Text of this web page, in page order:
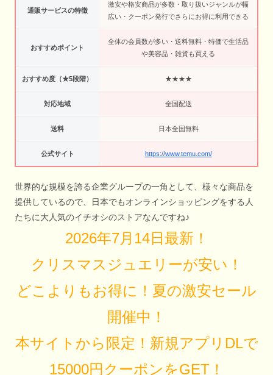
通販サービスの特徴
激安や格安商品が多数・取り扱いジャンルが幅
広い・クーポン発行でさらにお得に利用できる
おすすめポイント
全体の会員数が多い・送料無料・特価で生活品
や美容品・雑貨も買える
おすすめ度（★5段階） ★★★★
対応地域 全国配送
送料 日本全国無料
公式サイト https://www.temu.com/
世界的な規模を誇る企業グループの一角として、様々な商品を
提供しているので、日本でもオンラインショッピングをする人
たちに大人気のイチオシのストアなんですね♪
2026年7月14日最新！
クリスマスジュエリーが安い！
どこよりもお得に！夏の激安セール
開催中！
本サイトから限定！新規アプリDLで
15000円クーポンをGET！